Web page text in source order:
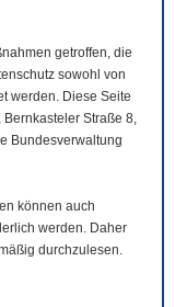
getroffen, die
sowohl von
werden. Diese Seite
Straße 8,
Bundesverwaltung
können auch
werden. Daher
durchzulesen.